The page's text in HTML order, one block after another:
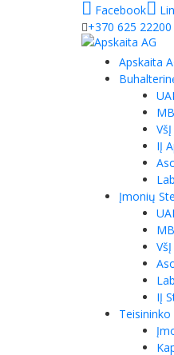
Facebook
+370 625 22200
Apskaita
IĮ
Įmonių
IĮ